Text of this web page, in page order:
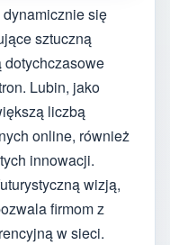
się
sztuczną
Lubin, jako
liczbą
online, również
innowacji.
wizją,
firmom z
w sieci.